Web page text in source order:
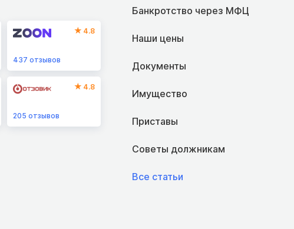
4.8
437 отзывов
4.8
205 отзывов
Банкротство через МФЦ
Наши цены
Документы
Имущество
Приставы
Советы должникам
Все статьи